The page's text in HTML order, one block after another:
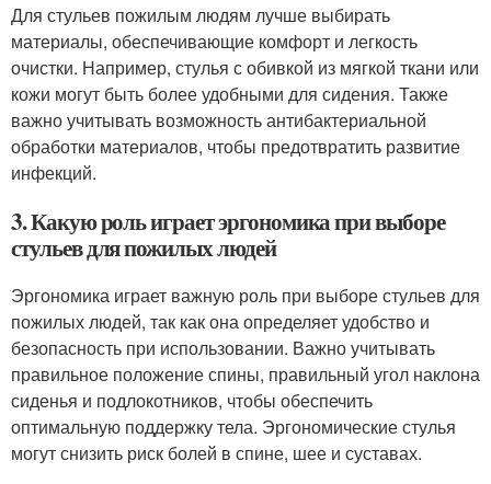
Для стульев пожилым людям лучше выбирать
материалы, обеспечивающие комфорт и легкость
очистки. Например, стулья с обивкой из мягкой ткани или
кожи могут быть более удобными для сидения. Также
важно учитывать возможность антибактериальной
обработки материалов, чтобы предотвратить развитие
инфекций.
3. Какую роль играет эргономика при выборе
стульев для пожилых людей
Эргономика играет важную роль при выборе стульев для
пожилых людей, так как она определяет удобство и
безопасность при использовании. Важно учитывать
правильное положение спины, правильный угол наклона
сиденья и подлокотников, чтобы обеспечить
оптимальную поддержку тела. Эргономические стулья
могут снизить риск болей в спине, шее и суставах.